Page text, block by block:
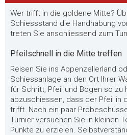
Wer trifft in die goldene Mitte?
Schiessstand die Handhabung
treten Sie anschliessend zum
Pfeilschnell in die Mitte treffen
Reisen Sie ins Appenzellerland
Schiessanlage an den Ort Ihrer
für Schritt, Pfeil und Bogen so zu
abzuschiessen, dass der Pfeil in
trifft. Nach ein paar
Turnier versuchen Sie in kleinen
Punkte zu erzielen.